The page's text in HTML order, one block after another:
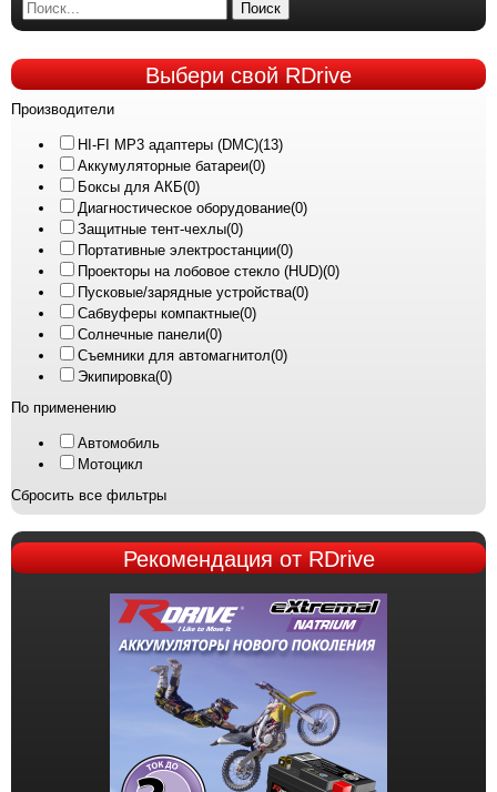
Поиск
Выберисвой RDrive
Производители
HI-FI MP3 адаптеры (DMC)(13)
Аккумуляторные батареи(0)
Боксы для АКБ(0)
Диагностическое оборудование(0)
Защитные тент-чехлы(0)
Портативные электростанции(0)
Проекторы на лобовое стекло (HUD)(0)
Пусковые/зарядные устройства(0)
Сабвуферы компактные(0)
Солнечные панели(0)
Съемники для автомагнитол(0)
Экипировка(0)
По применению
Автомобиль
Мотоцикл
Сбросить все фильтры
Рекомендацияот RDrive